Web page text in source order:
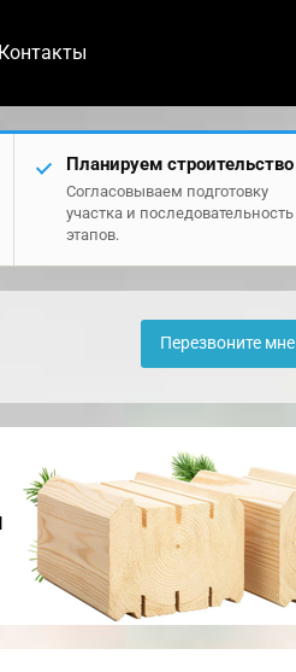
Контакты
Планируем строительство
Согласовываем подготовку
участка и последовательность
этапов.
Перезвоните мне